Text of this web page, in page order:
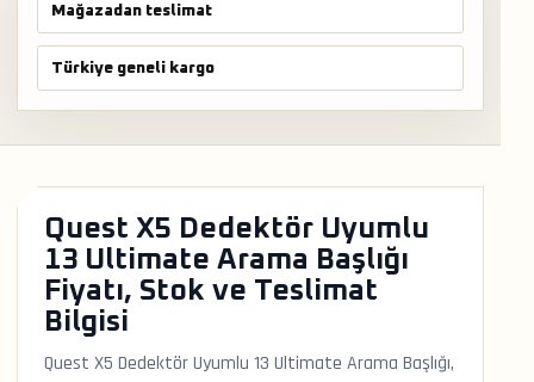
Mağazadan teslimat
Türkiye geneli kargo
Quest X5 Dedektör Uyumlu
13 Ultimate Arama Başlığı
Fiyatı, Stok ve Teslimat
Bilgisi
Quest X5 Dedektör Uyumlu 13 Ultimate Arama Başlığı,